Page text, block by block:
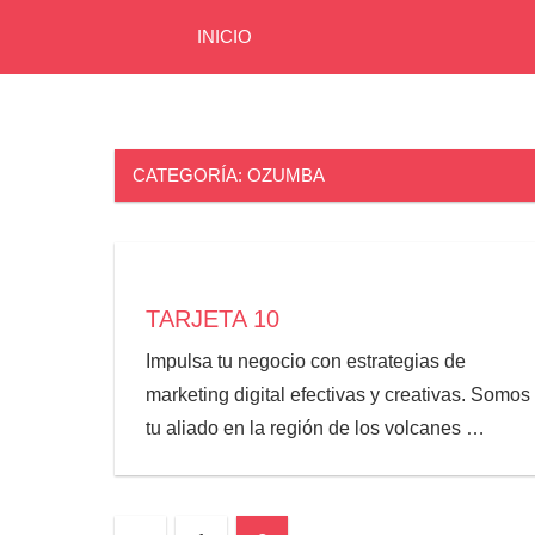
Zona
volcanes
Zona
INICIO
CATEGORÍA: OZUMBA
TARJETA 10
Impulsa tu negocio con estrategias de
marketing digital efectivas y creativas. Somos
tu aliado en la región de los volcanes …